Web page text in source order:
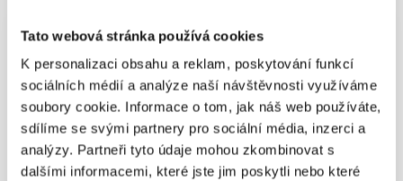
Tato webová stránka používá cookies
K personalizaci obsahu a reklam, poskytování funkcí
sociálních médií a analýze naší návštěvnosti využíváme
soubory cookie. Informace o tom, jak náš web používáte,
sdílíme se svými partnery pro sociální média, inzerci a
analýzy. Partneři tyto údaje mohou zkombinovat s
dalšími informacemi, které jste jim poskytli nebo které
Obchodní společnosti
ready made společnost?
Založení společnosti a start podnikání je záležitost, která vyžaduje od
podnikatele odvahu. A to nejen proto, že podnikání je chtě nechtě
rizikové, ale také proto, že jeho počátek, a bohužel nejen ten, provází
nemalý boj s úředním šimlem. Podnikatel musí navštívit množství
úřadů a vyčkat mnoho správních lhůt, než podepíše první smlouvu či